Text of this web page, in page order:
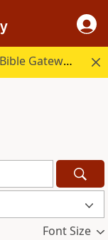
Gateway Plus.
Font Size